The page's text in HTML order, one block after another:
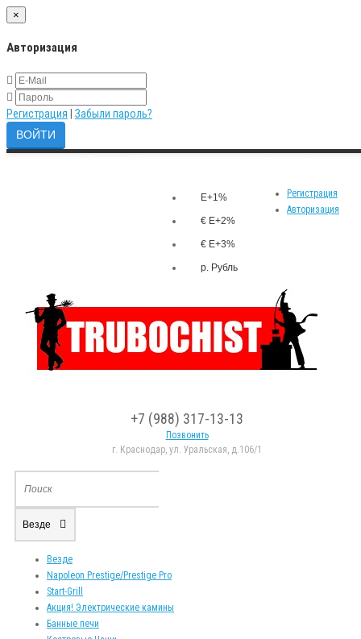
×
Авторизация
Регистрация Забыли пароль?
Регистрация
Авторизация
E+1%
€ E+2%
€ E+3%
р. Рубль
+7 (988) 317-13-13
Позвонить
г. Краснодар, ул. Уральская, д.106/1
Везде
Везде
Napoleon Prestige/Prestige Pro
Start-Grill
Акция! Электрические камины
Банные печи